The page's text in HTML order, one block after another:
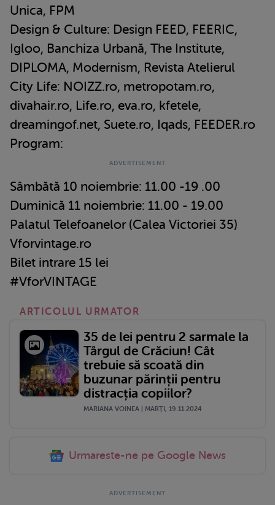
Unica, FPM
Design & Culture: Design FEED, FEERIC,
Igloo, Banchiza Urbană, The Institute,
DIPLOMA, Modernism, Revista Atelierul
City Life: NOIZZ.ro, metropotam.ro,
divahair.ro, Life.ro, eva.ro, kfetele,
dreamingof.net, Suete.ro, Iqads, FEEDER.ro
Program:
Sâmbătă 10 noiembrie: 11.00 -19 .00
Duminică 11 noiembrie: 11.00 - 19.00
Palatul Telefoanelor (Calea Victoriei 35)
Vforvintage.ro
Bilet intrare 15 lei
#VforVINTAGE
ARTICOLUL URMATOR
35 de lei pentru 2 sarmale la
Târgul de Crăciun! Cât
trebuie să scoată din
buzunar părinții pentru
distracția copiilor?
MARIANA VOINEA | MARŢI, 19.11.2024
Urmareste-ne pe Google News